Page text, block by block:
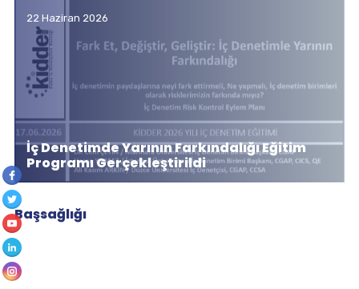
22 Haziran 2026
İç Denetimde Yarının Farkındalığı Eğitim
Programı Gerçekleştirildi
Başsağlığı